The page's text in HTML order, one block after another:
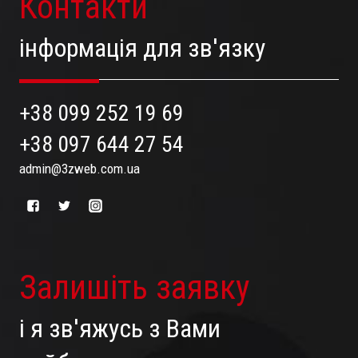
інформація для зв'язку
+38 099 252 19 69
+38 097 644 27 54
admin@3zweb.com.ua
Залишіть заявку
і я зв'яжусь з Вами